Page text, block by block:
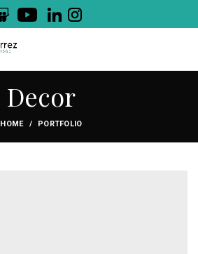
. .
Decor
HOME PORTFOLIO